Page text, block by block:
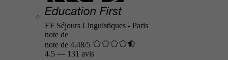
EF Séjours Linguistiques - Paris
note de
note de 4.48/5
4.5 — 131 avis